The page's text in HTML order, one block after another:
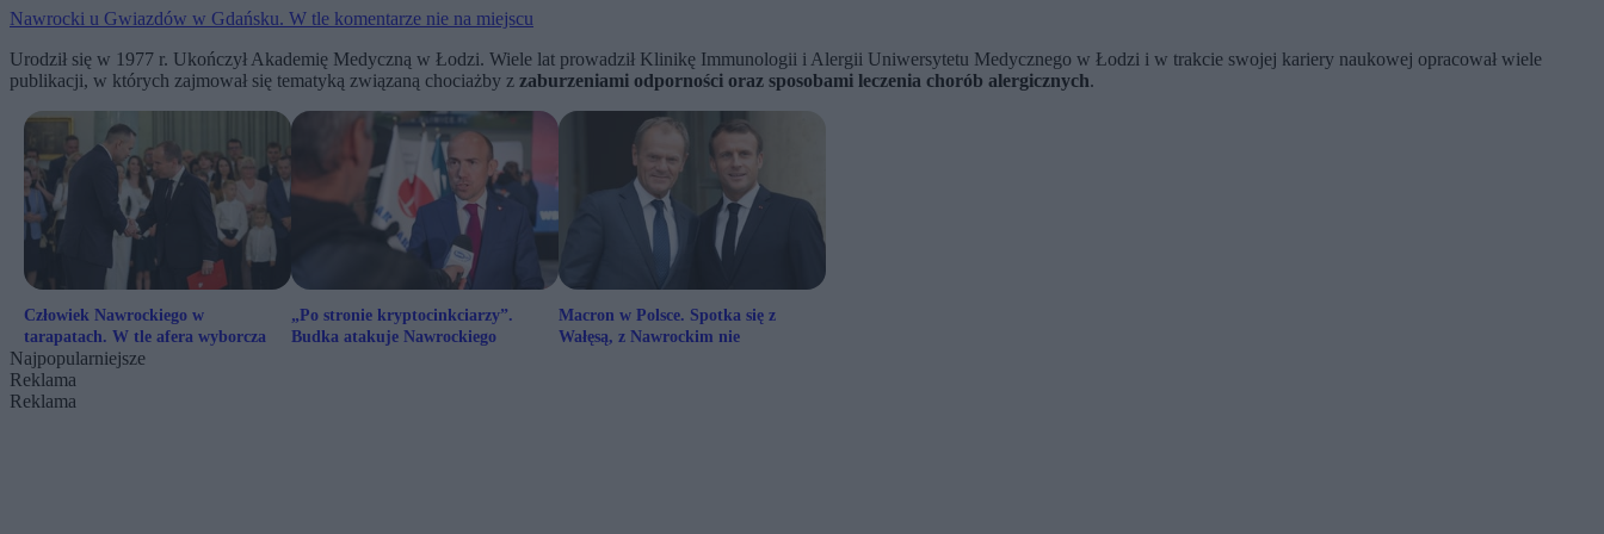
Nawrocki u Gwiazdów w Gdańsku. W tle komentarze nie na miejscu
Urodził się w 1977 r. Ukończył Akademię Medyczną w Łodzi. Wiele lat prowadził Klinikę Immunologii i Alergii Uniwersytetu Medycznego w Łodzi i w trakcie swojej kariery naukowej opracował wiele
publikacji, w których zajmował się tematyką związaną chociażby z zaburzeniami odporności oraz sposobami leczenia chorób alergicznych.
Człowiek Nawrockiego w
tarapatach. W tle afera wyborcza
„Po stronie kryptocinkciarzy”.
Budka atakuje Nawrockiego
Macron w Polsce. Spotka się z
Wałęsą, z Nawrockim nie
Najpopularniejsze
Reklama
Reklama